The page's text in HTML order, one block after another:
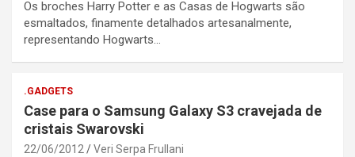
Os broches Harry Potter e as Casas de Hogwarts são
esmaltados, finamente detalhados artesanalmente,
representando Hogwarts…
.GADGETS
Case para o Samsung Galaxy S3 cravejada de
cristais Swarovski
22/06/2012 Veri Serpa Frullani